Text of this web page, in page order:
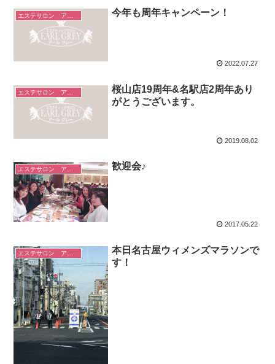
今年も周年キャンペーン！
2022.07.27
エステサロン アールグレーのこと
桜山店19周年&名駅店2周年あり
がとうございます。
2019.08.02
エステサロン アールグレーのこと 歓迎会♪
2017.05.22
本日名古屋ウィメンズマラソンで
す！